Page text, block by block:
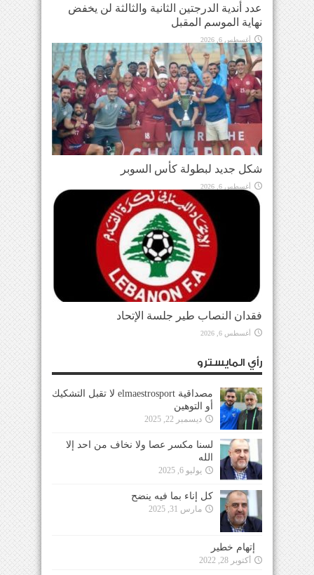
عدد أندية الدرجتين الثانية والثالثة لن يخفض
نهاية الموسم المقبل
أغسطس 6, 2026
شكل جديد لبطولة كأس السوبر
أغسطس 6, 2026
فقدان النصاب طير جلسة الإتحاد
أغسطس 6, 2026
رأي المايسترو
مصداقية elmaestrosport لا تقبل التشكيك
أو التوهين
ديسمبر 22, 2025
لسنا مكسر عصا ولا نخاف من احد إلا
الله
يوليو 6, 2025
كل إناء بما فيه ينضح
مارس 31, 2025
إتهام خطير
أكتوبر 28, 2022